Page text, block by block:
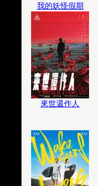
我的妖怪假期
來世還作人